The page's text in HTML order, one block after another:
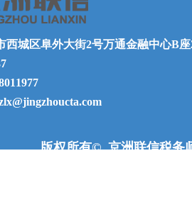
版权所有© 京洲联信税务
西城区阜外大街2号万通金融中心B